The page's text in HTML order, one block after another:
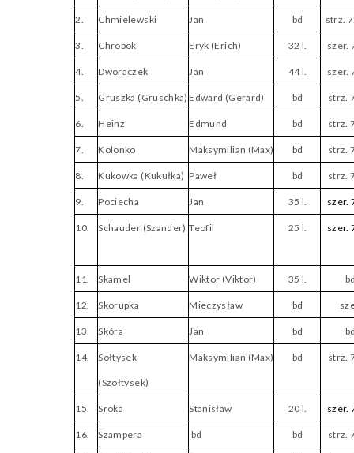
2. Chmielewski Jan bd strz.
3. Chrobok Eryk (Erich) 32 l. szer.
4. Dworaczek Jan 44 l. szer.
5. Gruszka (Gruschka) Edward (Gerard) bd strz.
6. Heinz Edmund bd strz.
7. Kolonko Maksymilian (Max) bd strz.
8. Kukowka (Kukułka) Paweł bd strz.
9. Pociecha Jan 35 l. szer.
10. Schauder (Szander) Teofil 25 l. szer.
11. Skamel Wiktor (Viktor) 35 l.
12. Skorupka Mieczysław bd
13. Skóra Jan bd
14. Sołtysek
(Szołtysek)
Maksymilian (Max) bd strz.
15. Sroka Stanisław 20 l. szer.
16. Szampera bd bd strz.